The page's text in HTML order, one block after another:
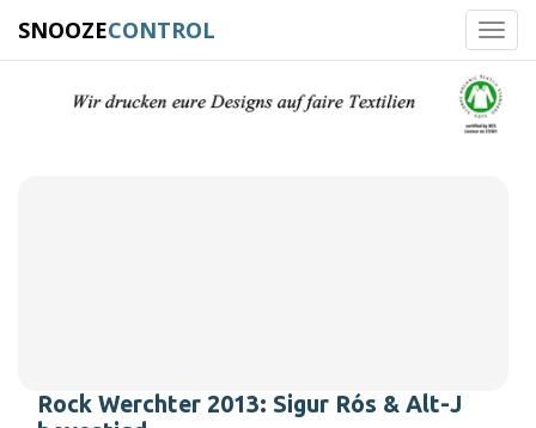
SNOOZECONTROL
Rock Werchter 2013: Sigur Rós & Alt-J